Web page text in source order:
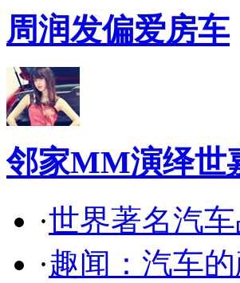
周润发偏爱房车
邻家MM演绎世
·世界著名汽
·趣闻：汽车